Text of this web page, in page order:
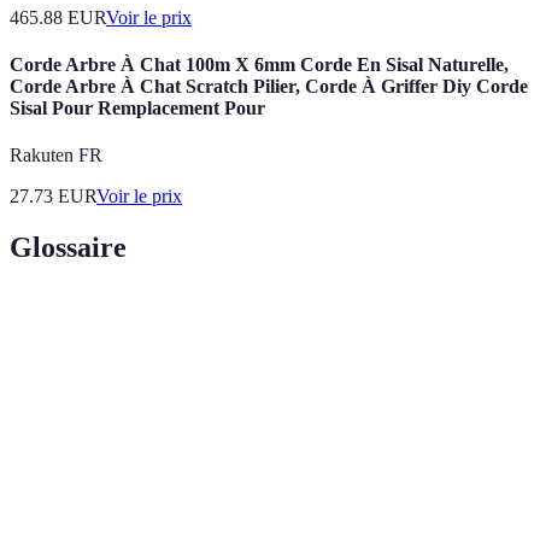
465.88 EURVoir le prix
Corde Arbre À Chat 100m X 6mm Corde En Sisal Naturelle,
Corde Arbre À Chat Scratch Pilier, Corde À Griffer Diy Corde
Sisal Pour Remplacement Pour
Rakuten FR
27.73 EURVoir le prix
Glossaire